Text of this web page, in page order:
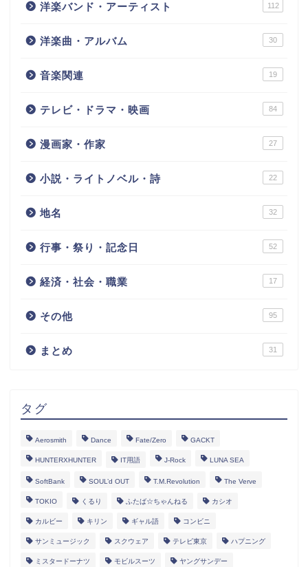
洋楽バンド・アーティスト 112
洋楽曲・アルバム 30
音楽関連 19
テレビ・ドラマ・映画 84
漫画家・作家 27
小説・ライトノベル・詩 22
地名 32
行事・祭り・記念日 52
経済・社会・職業 17
その他 95
まとめ 31
タグ
Aerosmith Dance Fate/Zero GACKT
HUNTERXHUNTER IT用語 J-Rock LUNA SEA
SoftBank SOUL’d OUT T.M.Revolution The Verve
TOKIO くるり ふたば☆ちゃんねる カシオ
カルビー キリン ギャル語 コンビニ
サンミュージック スクウェア テレビ東京 ハプニング
ミスタードーナツ モビルスーツ ヤングサンデー